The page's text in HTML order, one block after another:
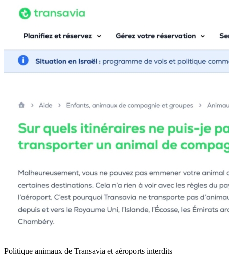
Politique animaux de Transavia et aéroports interdits